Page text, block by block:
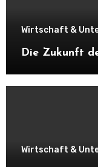
Wirtschaft &
Die Zukunft
Wirtschaft &